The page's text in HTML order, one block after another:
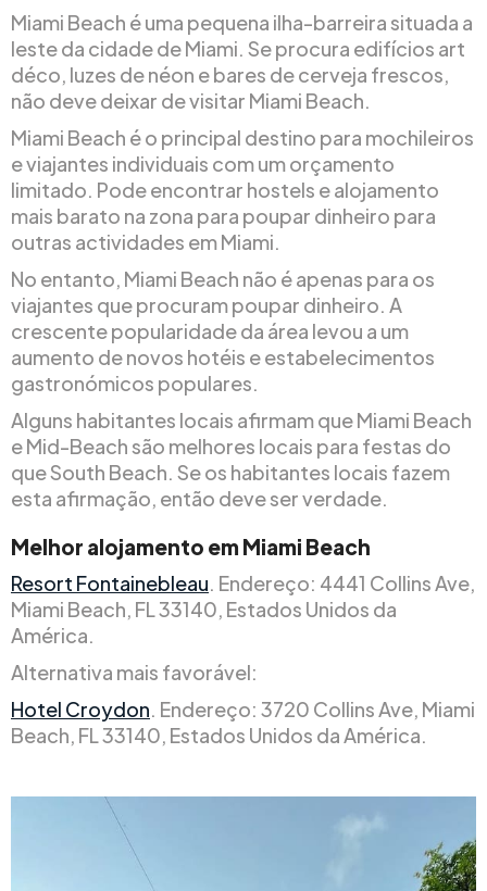
Miami Beach é uma pequena ilha-barreira situada a
leste da cidade de Miami. Se procura edifícios art
déco, luzes de néon e bares de cerveja frescos,
não deve deixar de visitar Miami Beach.
Miami Beach é o principal destino para mochileiros
e viajantes individuais com um orçamento
limitado. Pode encontrar hostels e alojamento
mais barato na zona para poupar dinheiro para
outras actividades em Miami.
No entanto, Miami Beach não é apenas para os
viajantes que procuram poupar dinheiro. A
crescente popularidade da área levou a um
aumento de novos hotéis e estabelecimentos
gastronómicos populares.
Alguns habitantes locais afirmam que Miami Beach
e Mid-Beach são melhores locais para festas do
que South Beach. Se os habitantes locais fazem
esta afirmação, então deve ser verdade.
Melhor alojamento em Miami Beach
Resort Fontainebleau. Endereço: 4441 Collins Ave,
Miami Beach, FL 33140, Estados Unidos da
América.
Alternativa mais favorável:
Hotel Croydon. Endereço: 3720 Collins Ave, Miami
Beach, FL 33140, Estados Unidos da América.